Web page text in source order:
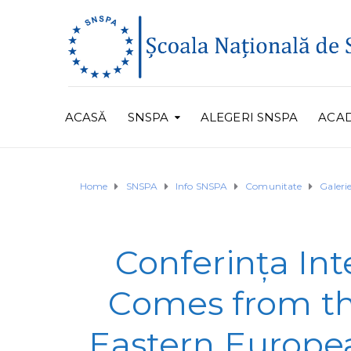
ACASĂ SNSPA ALEGERI SNSPA
Home SNSPA Info SNSPA Comunitate
Conferința
Comes from